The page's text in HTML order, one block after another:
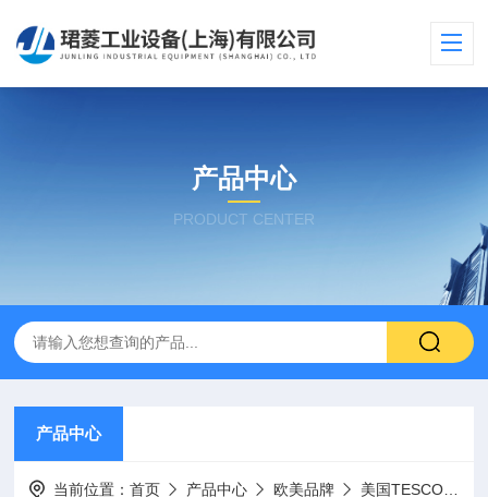
产品中心
PRODUCT CENTER
产品中心
当前位置：首页 产品中心 欧美品牌 美国TESCOM泰斯康